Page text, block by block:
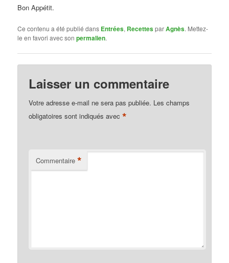
Bon Appétit.
Ce contenu a été publié dans Entrées, RecettesparAgnès. Mettez-
le en favori avec sonpermalien.
Laisser un commentaire
Votre adresse e-mail ne sera pas publiée. Les champs
obligatoires sont indiqués avec*
Commentaire *